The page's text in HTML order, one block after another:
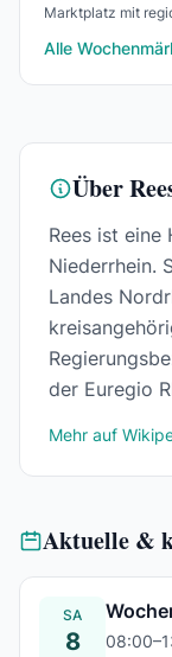
Marktplatz mit
Alle
Über
Rees ist eine
Niederrhein.
Landes
der Euregio
Mehr auf
Aktuelle &
SA
8